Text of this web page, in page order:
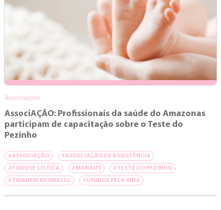
Associações
AssociAÇÃO: Profissionais da saúde do Amazonas
participam de capacitação sobre o Teste do
Pezinho
#ASSOCIAÇÃO #ASSOCIAÇÃO DE ASSISTÊNCIA
#FIBROSE CÍSTICA #MANAUS #TESTE DO PEZINHO
#TRIAGEM NEONATAL #UNIDOS PELA VIDA